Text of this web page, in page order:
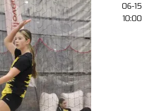
06-15
10:00